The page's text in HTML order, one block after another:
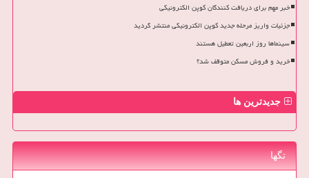
خبر مهم برای دریافت کنندگان کوپن الکترونیکی
جزئیات واریز مرحله جدید کوپن الکترونیکی منتشر گردید
سینماها روز اربعین تعطیل هستند
خرید و فروش مسکن متوقف شد؟
جدیدترین ها
تگها